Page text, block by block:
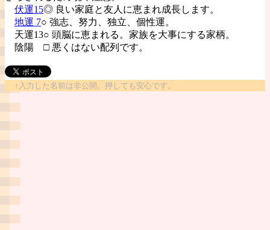
伏運15◎ 良い家庭と友人に恵まれ成長します。
地運 7○ 強志、努力、独立、個性運。
天運13○ 頭脳に恵まれる。家族を大事にする家柄。
陰陽 □ 悪くはない配列です。
↑入力した名前は非公開。押しても安心です。